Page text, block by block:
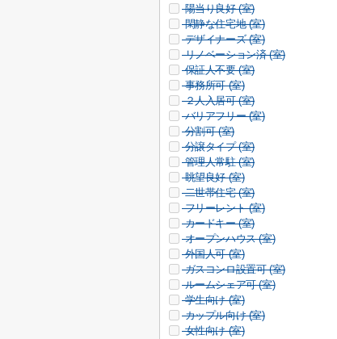
陽当り良好 (室)
閑静な住宅地 (室)
デザイナーズ (室)
リノベーション済 (室)
保証人不要 (室)
事務所可 (室)
２人入居可 (室)
バリアフリー (室)
分割可 (室)
分譲タイプ (室)
管理人常駐 (室)
眺望良好 (室)
二世帯住宅 (室)
フリーレント (室)
カードキー (室)
オープンハウス (室)
外国人可 (室)
ガスコンロ設置可 (室)
ルームシェア可 (室)
学生向け (室)
カップル向け (室)
女性向け (室)